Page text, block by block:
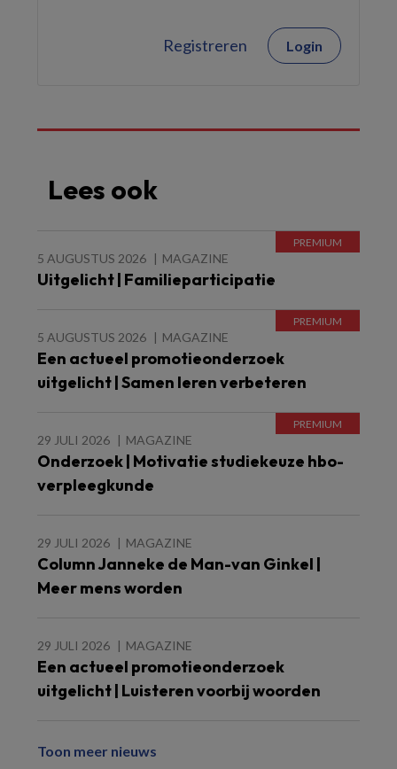
Registreren Login
Lees ook
5 AUGUSTUS 2026 MAGAZINE
Uitgelicht | Familieparticipatie
5 AUGUSTUS 2026 MAGAZINE
Een actueel promotieonderzoek
uitgelicht | Samen leren verbeteren
29 JULI 2026 MAGAZINE
Onderzoek | Motivatie studiekeuze hbo-
verpleegkunde
29 JULI 2026 MAGAZINE
Column Janneke de Man-van Ginkel |
Meer mens worden
29 JULI 2026 MAGAZINE
Een actueel promotieonderzoek
uitgelicht | Luisteren voorbij woorden
Toon meer nieuws